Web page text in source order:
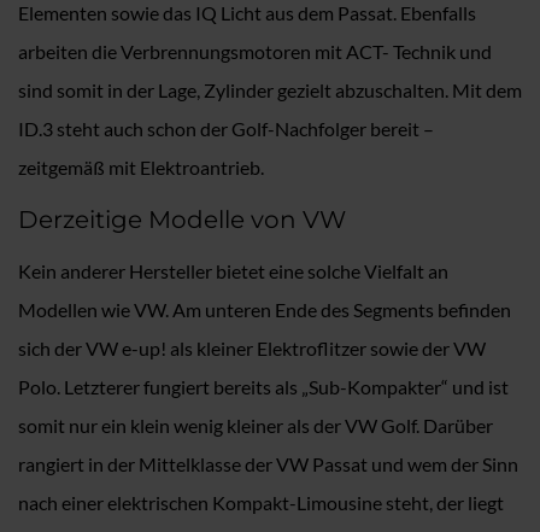
Elementen sowie das IQ Licht aus dem Passat. Ebenfalls
arbeiten die Verbrennungsmotoren mit ACT- Technik und
sind somit in der Lage, Zylinder gezielt abzuschalten. Mit dem
ID.3 steht auch schon der Golf-Nachfolger bereit –
zeitgemäß mit Elektroantrieb.
Derzeitige Modelle von VW
Kein anderer Hersteller bietet eine solche Vielfalt an
Modellen wie VW. Am unteren Ende des Segments befinden
sich der VW e-up! als kleiner Elektroflitzer sowie der VW
Polo. Letzterer fungiert bereits als „Sub-Kompakter“ und ist
somit nur ein klein wenig kleiner als der VW Golf. Darüber
rangiert in der Mittelklasse der VW Passat und wem der Sinn
nach einer elektrischen Kompakt-Limousine steht, der liegt